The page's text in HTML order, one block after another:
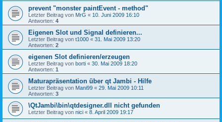
prevent "monster paintEvent - method"
Letzter Beitrag von MrG « 10. Juni 2009 16:10
Antworten: 4
Eigenen Slot und Signal definieren...
Letzter Beitrag von t1000 « 31. Mai 2009 13:20
Antworten: 2
eigenen Slot definieren/erzeugen
Letzter Beitrag von borti « 30. Mai 2009 18:20
Antworten: 1
Maturapräsentation über qt Jambi - Hilfe
Letzter Beitrag von Mani99 « 29. Mai 2009 10:11
Antworten: 3
\QtJambi\bin\qtdesigner.dll nicht gefunden
Letzter Beitrag von nici « 8. April 2009 19:17